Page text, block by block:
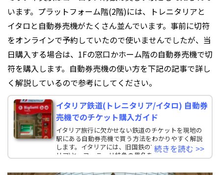
います。プラットフォーム階(2階)には、トレニタリアと
イタロと自動券売機がたくさん並んでいます。事前に切符
をオンラインで予約していたので使いませんでしたが、当
日購入する場合は、1Fの窓口かホーム階の自動券売機で切
符を購入します。自動券売機の使い方を下記の記事で詳し
く解説しているので参考にしてください。
イタリア鉄道(トレニタリア/イタロ) 自動券
売機でのチケット購入ガイド
イタリア旅行に欠かせない鉄道のチケットを現地の
駅にある自動券売機で買う方法をわかりやすく解説
します。イタリアには、旧国鉄のTrenitalia(トレニタ
リア)と、フェラーリ特急の異名を取る私鉄の.
続きを読む >>